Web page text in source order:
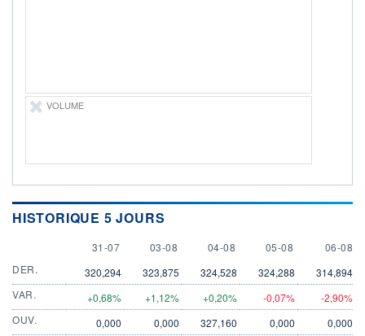
- -
ÉLIGIBILITÉ
Boursobank
+ PORTEFEUILLE
VOLUME
HISTORIQUE 5 JOURS
31 JULY
31-07 3 AUGUST
03-08 4 AUGUST
04-08 5 AUGUST
05-08 6
06-08
DER.
320,294 323,875 324,528 324,288
314,894
VAR.
+0,68% +1,12% +0,20% -0,07%
-2,90%
OUV.
0,000 0,000 327,160 0,000
0,000